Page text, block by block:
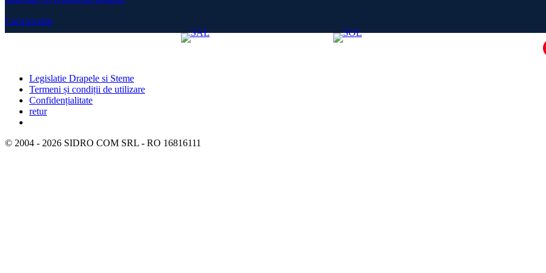
Cum lucrăm
Legislatie Drapele si Steme
Termeni și condiții de utilizare
Confidențialitate
retur
© 2004 - 2026 SIDRO COM SRL - RO 16816111